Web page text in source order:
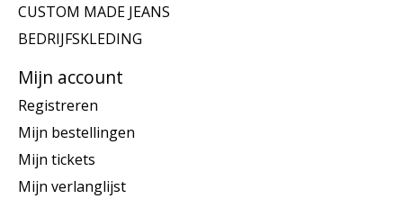
CUSTOM MADE JEANS
BEDRIJFSKLEDING
Mijn account
Registreren
Mijn bestellingen
Mijn tickets
Mijn verlanglijst